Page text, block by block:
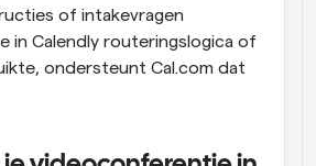
of intakevragen
in Calendly routeringslogica of
ondersteunt Cal.com dat